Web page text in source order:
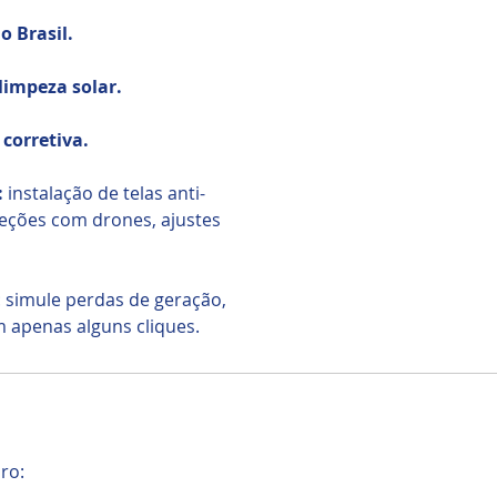
Brasil.
solar.
instalação de telas anti-
com drones, ajustes
simule perdas de geração,
apenas alguns cliques.